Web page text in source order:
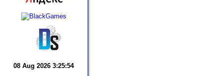
08 Aug 2026 3:25:55